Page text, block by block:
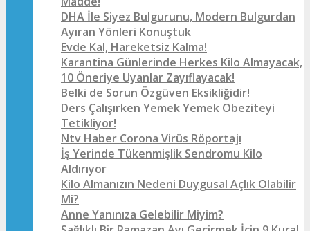
DHA İle Siyez Bulgurunu, Modern Bulgurdan
Ayıran Yönleri Konuştuk
Evde Kal, Hareketsiz Kalma!
Karantina Günlerinde Herkes Kilo Almayacak,
10 Öneriye Uyanlar Zayıflayacak!
Belki de Sorun Özgüven Eksikliğidir!
Ders Çalışırken Yemek Yemek Obeziteyi
Tetikliyor!
Ntv Haber Corona Virüs Röportajı
İş Yerinde Tükenmişlik Sendromu Kilo
Aldırıyor
Kilo Almanızın Nedeni Duygusal Açlık Olabilir
Mi?
Anne Yanınıza Gelebilir Miyim?